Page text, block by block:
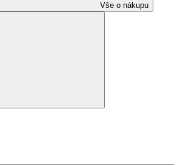
Vše o nákupu